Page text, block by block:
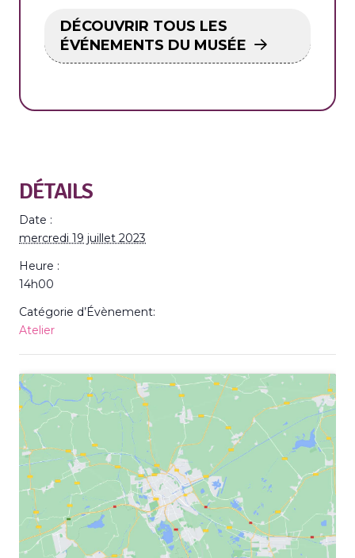
DÉCOUVRIR TOUS LES
ÉVÉNEMENTS DU MUSÉE
DÉTAILS
Date :
mercredi 19 juillet 2023
Heure :
14h00
Catégorie d’Évènement:
Atelier